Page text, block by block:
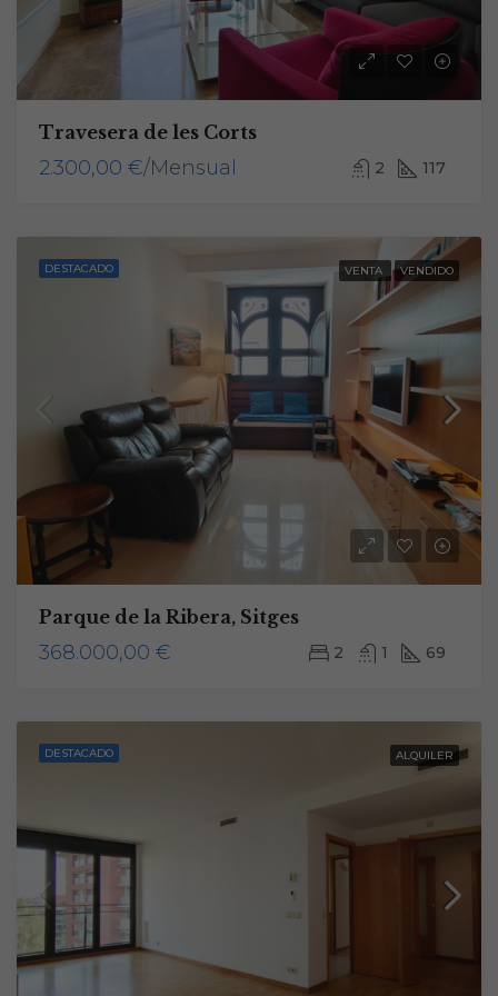
Travesera de les Corts
2.300,00 €/Mensual 2 117
DESTACADO VENTA VENDIDO
Parque de la Ribera, Sitges
368.000,00 € 2 1 69
DESTACADO ALQUILER